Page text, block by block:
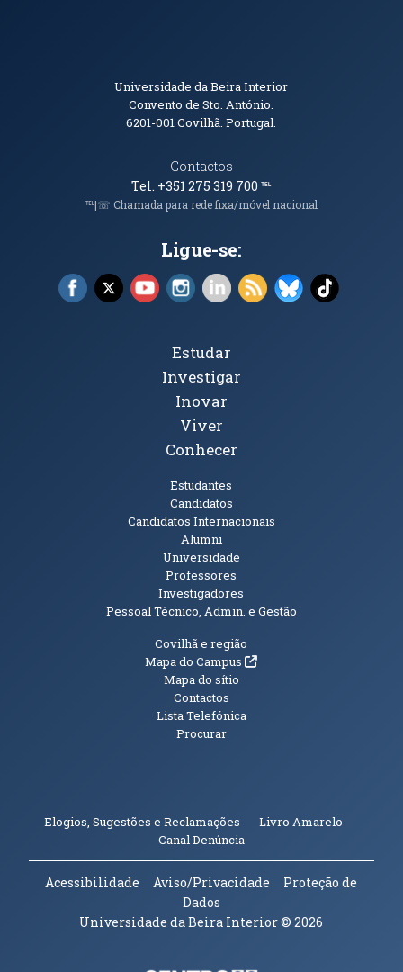
Informações de Contacto
Universidade da Beira Interior
Convento de Sto. António.
6201-001Covilhã. Portugal.
Contactos
Tel. +351 275 319 700℡
℡|☏ Chamada para rede fixa/móvel nacional
Ligue-se:
Facebook (abre em nova janela)
X (abre em nova janela)
YouTube (abre em nova janela)
Instagram (abre em nova janela)
LinkedIn (abre em nova
RSS (abre em nova
Bluesky (abre
TikTok
Tópicos Principais
Estudar
Investigar
Inovar
Viver
Conhecer
Estudantes
Candidatos
Candidatos Internacionais
Alumni
Universidade
Professores
Investigadores
Pessoal Técnico, Admin. e Gestão
Informações Adicionais
Covilhã e região
Mapa do Campus(abre em nova janela)
Mapa do sítio
Contactos
Lista Telefónica
Procurar
Elogios, Sugestões e Reclamações Livro Amarelo
Canal Denúncia(abre em nova janela)
Acessibilidade Aviso/Privacidade
Proteção de
Dados
Universidade da Beira Interior© 2026